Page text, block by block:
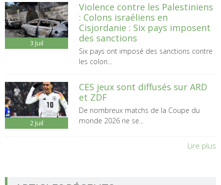
3 Juil
Violence contre les Palestiniens
: Colons israéliens en
Cisjordanie : Six pays imposent
des sanctions
Six pays ont imposé des sanctions contre
les colon...
2 Juil
CES jeux sont diffusés sur ARD
et ZDF
De nombreux matchs de la Coupe du
monde 2026 ne se...
Lire plus